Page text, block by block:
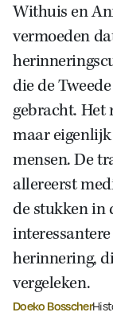
Withuis en
vermoeden
die de
gebracht. Het
maar
mensen. De
allereerst
de stukken in
herinnering,
vergeleken.
Doeko Bosscher